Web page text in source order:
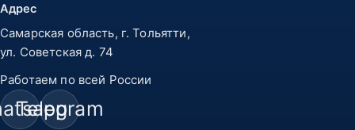
Адрес
Самарская область, г. Тольятти,
ул. Советская д. 74
Работаем по всей России
Telegram